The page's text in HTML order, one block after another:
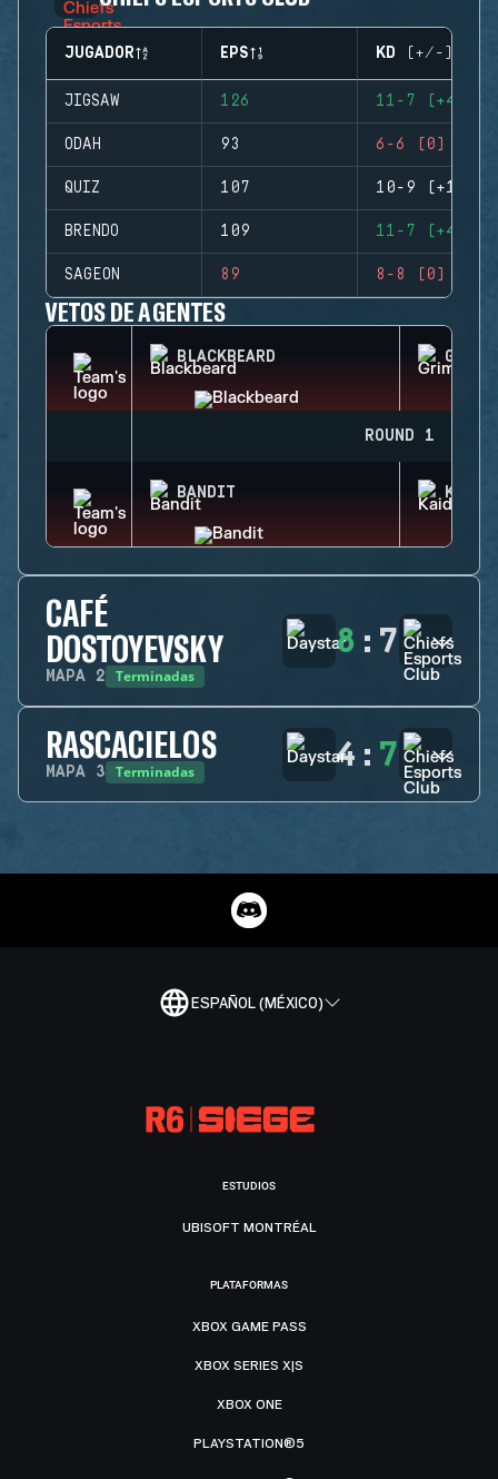
JUGADOR EPS KD (+/-)
JIGSAW 126 11-7 (+4)
ODAH 93 6-6 (0)
QUIZ 107 10-9 (+1)
BRENDO 109 11-7 (+4)
SAGEON 89 8-8 (0)
VETOS DE AGENTES
BLACKBEARD GRIM
ROUND 1
BANDIT KAID
CAFÉ
DOSTOYEVSKY
MAPA 2 Terminadas
8 : 7
RASCACIELOS
MAPA 3 Terminadas 4 : 7
ESPAÑOL (MÉXICO)
ESTUDIOS
UBISOFT MONTRÉAL
PLATAFORMAS
XBOX GAME PASS
XBOX SERIES X|S
XBOX ONE
PLAYSTATION®5